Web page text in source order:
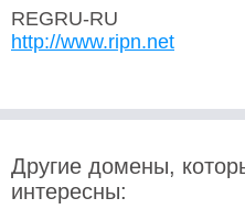
REGRU-RU
http://www.ripn.net
Другие домены,
интересны: